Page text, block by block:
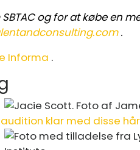
og for at købe en
.
Informa .
klar med disse